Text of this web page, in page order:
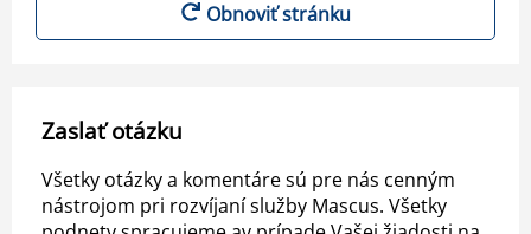
Obnoviť stránku
Zaslať otázku
Všetky otázky a komentáre sú pre nás cenným
nástrojom pri rozvíjaní služby Mascus. Všetky